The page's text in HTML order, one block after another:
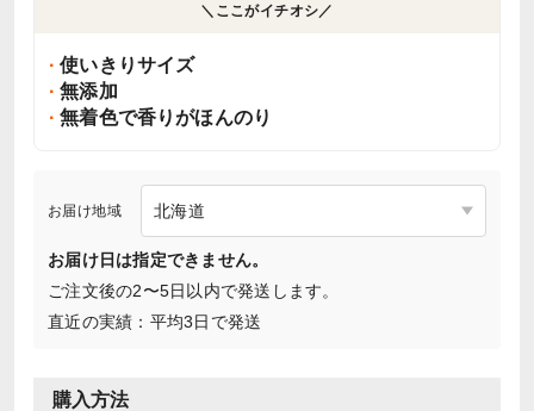
＼ここがイチオシ／
使いきりサイズ
無添加
無着色で香りがほんのり
お届け地域
お届け日は指定できません。
ご注文後の2〜5日以内で発送します。
直近の実績：平均3日で発送
購入方法